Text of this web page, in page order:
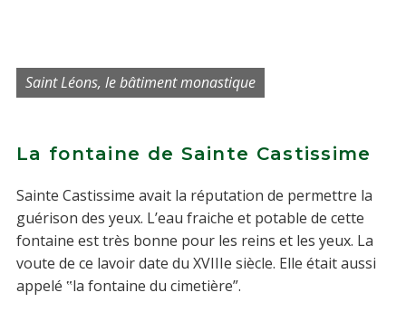
Saint Léons, le bâtiment monastique
La fontaine de Sainte Castissime
Sainte Castissime avait la réputation de permettre la
guérison des yeux. L’eau fraiche et potable de cette
fontaine est très bonne pour les reins et les yeux. La
voute de ce lavoir date du XVIIIe siècle. Elle était aussi
appelé ‟la fontaine du cimetière”.